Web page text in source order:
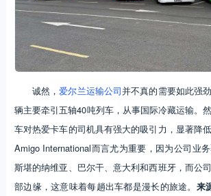
诚然，爱尔兰运输公司并不真的需要如此强
辆主要牵引五轴40吨列车，从事国际冷藏运输。
车对热爱卡车的司机具有强大的吸引力，显著降
Amigo International而言尤为重要，因为公司业
斯堪的纳维亚、巴尔干、意大利和西班牙，而公
部边缘，这意味着每趟出车都是漫长的旅途。 来